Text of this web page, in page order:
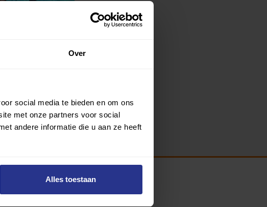
Over
social media te bieden en om ons
met onze partners voor social
andere informatie die u aan ze heeft
Alles toestaan